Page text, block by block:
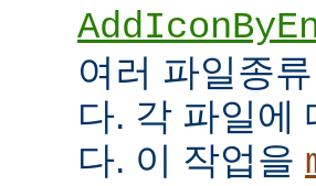
여러 파일종
다. 각 파일에
다. 이 작업을